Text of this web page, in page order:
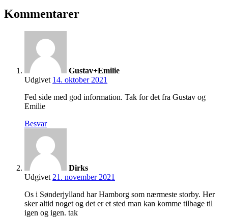
Kommentarer
Gustav+Emilie
Udgivet 14. oktober 2021
Fed side med god information. Tak for det fra Gustav og
Emilie
Besvar
Dirks
Udgivet 21. november 2021
Os i Sønderjylland har Hamborg som nærmeste storby. Her
sker altid noget og det er et sted man kan komme tilbage til
igen og igen. tak